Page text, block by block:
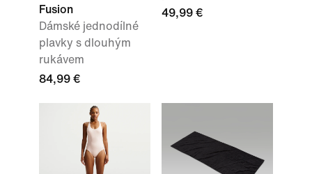
Fusion
Dámské jednodílné
plavky s dlouhým
rukávem
84,99 €
49,99 €